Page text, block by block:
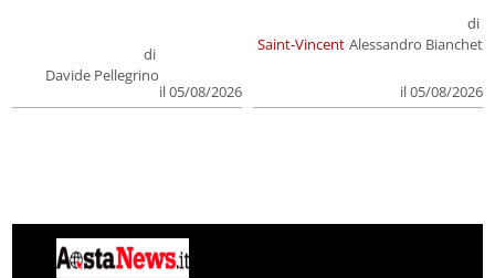
di
Davide Pellegrino
il 05/08/2026
Saint-Vincent
di
Alessandro Bianchet
il 05/08/2026